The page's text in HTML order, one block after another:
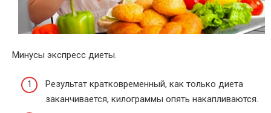
Минусы экспресс диеты.
Результат кратковременный, как только диета
заканчивается, килограммы опять накапливаются.